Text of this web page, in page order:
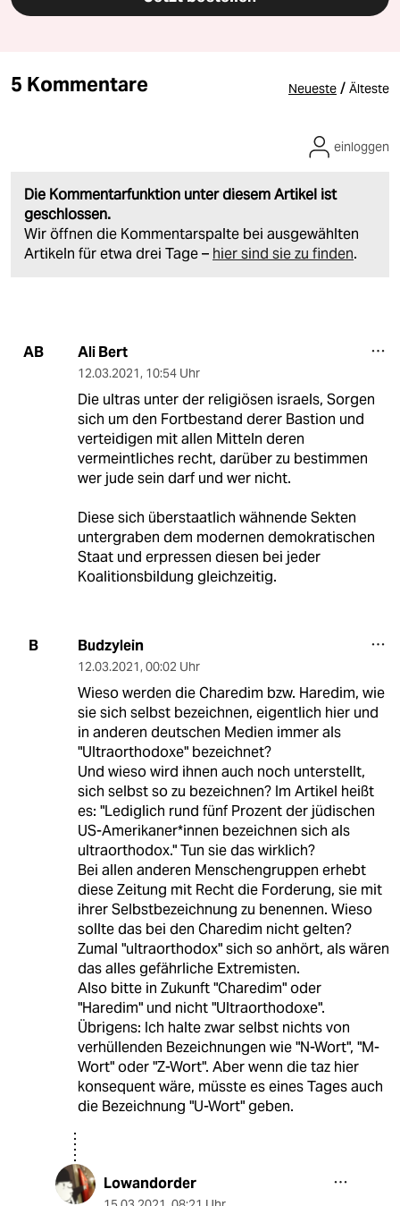
5 Kommentare Neueste / Älteste
Die Kommentarfunktion unter diesem Artikel ist
geschlossen.
Wir öffnen die Kommentarspalte bei ausgewählten
Artikeln für etwa drei Tage – hier sind sie zu finden.
einloggen
AB Ali Bert
12.03.2021, 10:54 Uhr
Die ultras unter der religiösen israels, Sorgen
sich um den Fortbestand derer Bastion und
verteidigen mit allen Mitteln deren
vermeintliches recht, darüber zu bestimmen
wer jude sein darf und wer nicht.
Diese sich überstaatlich wähnende Sekten
untergraben dem modernen demokratischen
Staat und erpressen diesen bei jeder
Koalitionsbildung gleichzeitig.
B Budzylein
12.03.2021, 00:02 Uhr
Wieso werden die Charedim bzw. Haredim, wie
sie sich selbst bezeichnen, eigentlich hier und
in anderen deutschen Medien immer als
"Ultraorthodoxe" bezeichnet?
Und wieso wird ihnen auch noch unterstellt,
sich selbst so zu bezeichnen? Im Artikel heißt
es: "Lediglich rund fünf Prozent der jüdischen
US-Amerikaner*innen bezeichnen sich als
ultraorthodox." Tun sie das wirklich?
Bei allen anderen Menschengruppen erhebt
diese Zeitung mit Recht die Forderung, sie mit
ihrer Selbstbezeichnung zu benennen. Wieso
sollte das bei den Charedim nicht gelten?
Zumal "ultraorthodox" sich so anhört, als wären
das alles gefährliche Extremisten.
Also bitte in Zukunft "Charedim" oder
"Haredim" und nicht "Ultraorthodoxe".
Übrigens: Ich halte zwar selbst nichts von
verhüllenden Bezeichnungen wie "N-Wort", "M-
Wort" oder "Z-Wort". Aber wenn die taz hier
konsequent wäre, müsste es eines Tages auch
die Bezeichnung "U-Wort" geben.
Lowandorder